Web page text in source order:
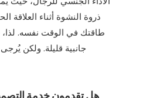
ذروة النشوة أثناء العلاقة
طاقتك في الوقت نفسه. لذا،
جانبية قليلة. ولكن
هل تقدمون خدمة